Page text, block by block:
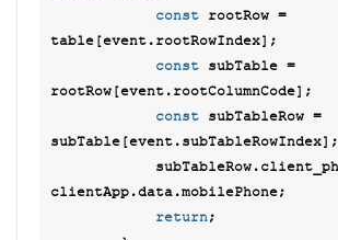
const rootRow =
table[event.rootRowIndex];
const subTable =
rootRow[event.rootColumnCode];
const subTableRow =
subTable[event.subTableRowIndex];
clientApp.data.mobilePhone;
return;